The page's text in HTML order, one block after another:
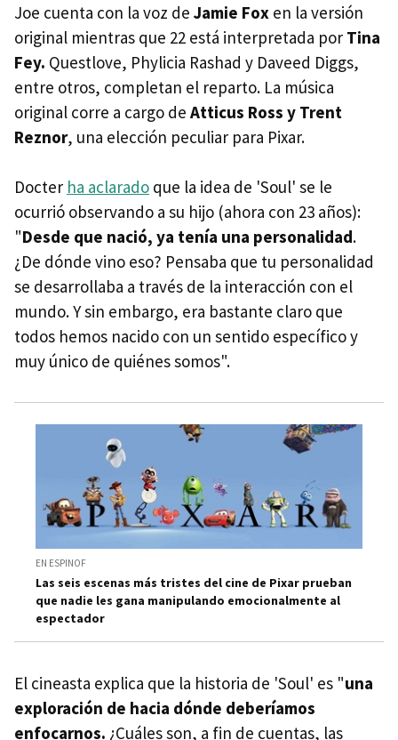
Joe cuenta con la voz de Jamie Fox en la versión
original mientras que 22 está interpretada por Tina
Fey. Questlove, Phylicia Rashad y Daveed Diggs,
entre otros, completan el reparto. La música
original corre a cargo de Atticus Ross y Trent
Reznor, una elección peculiar para Pixar.
Docter ha aclarado que la idea de 'Soul' se le
ocurrió observando a su hijo (ahora con 23 años):
"Desde que nació, ya tenía una personalidad.
¿De dónde vino eso? Pensaba que tu personalidad
se desarrollaba a través de la interacción con el
mundo. Y sin embargo, era bastante claro que
todos hemos nacido con un sentido específico y
muy único de quiénes somos".
EN ESPINOF
Las seis escenas más tristes del cine de Pixar prueban
que nadie les gana manipulando emocionalmente al
espectador
El cineasta explica que la historia de 'Soul' es "una
exploración de hacia dónde deberíamos
enfocarnos. ¿Cuáles son, a fin de cuentas, las